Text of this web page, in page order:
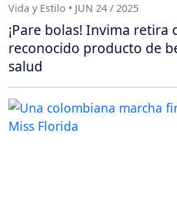
Vida y Estilo • JUN 24 / 2025
¡Pare bolas! Invima retira
reconocido producto de
salud